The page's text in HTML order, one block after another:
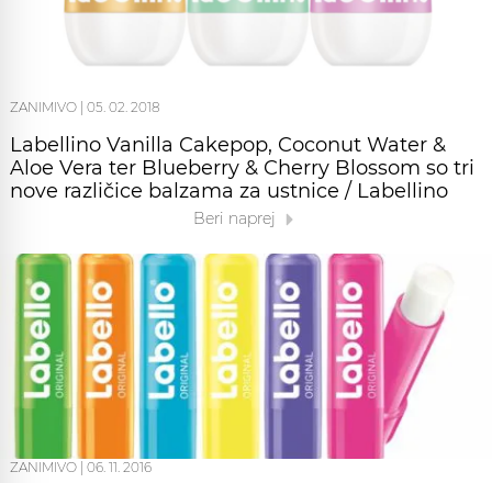
ZANIMIVO 05. 02. 2018
Labellino Vanilla Cakepop, Coconut Water &
Aloe Vera ter Blueberry & Cherry Blossom so tri
nove različice balzama za ustnice / Labellino
Beri naprej
ZANIMIVO | 06. 11. 2016